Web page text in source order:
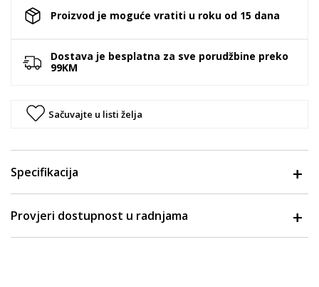
Proizvod je moguće vratiti u roku od 15 dana
Dostava je besplatna za sve porudžbine preko
99KM
Sačuvajte u listi želja
Specifikacija
Provjeri dostupnost u radnjama